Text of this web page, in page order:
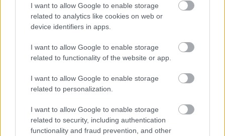
I want to allow Google to enable storage
related to analytics like cookies on web or
device identifiers in apps.
I want to allow Google to enable storage
related to functionality of the website or app.
I want to allow Google to enable storage
related to personalization.
I want to allow Google to enable storage
related to security, including authentication
functionality and fraud prevention, and other
Megismertem és elfogadom aGDPR-szabályzatot
Nem szeretne lemaradni semmiről? Csak egy kattintás, és hírlevelünk a
legfrissebb információkkal és exkluzív tartalmakkal hétről hétre
A SZOL24 legfrissebb 24 cikke
Györfi Mihály több tucat vállalkozással egyeztetett a